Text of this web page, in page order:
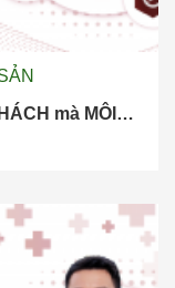
mà MÔI…